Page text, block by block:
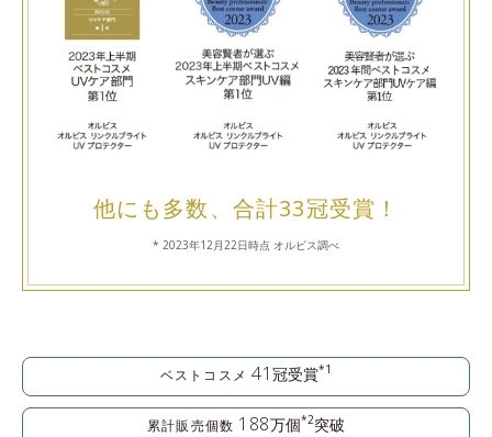
他にも多数、合計33冠受賞！
* 2023年12月22日時点 オルビス調べ
ベストコスメ 41冠受賞*1
累計販売個数 188万個*2突破